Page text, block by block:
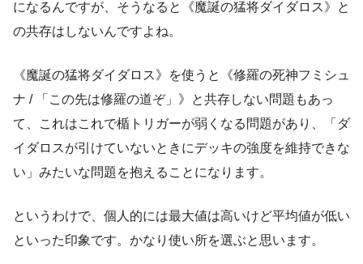
になるんですが、そうなると《魔誕の猛将ダイダロス》と
の共存はしないんですよね。
《魔誕の猛将ダイダロス》を使うと《修羅の死神フミシュ
ナ / 「この先は修羅の道ぞ」》と共存しない問題もあっ
て、これはこれで楯トリガーが弱くなる問題があり、「ダ
イダロスが引けていないときにデッキの強度を維持できな
い」みたいな問題を抱えることになります。
というわけで、個人的には最大値は高いけど平均値が低い
といった印象です。かなり使い所を選ぶと思います。